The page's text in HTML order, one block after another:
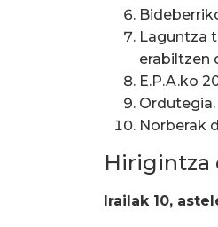
Laguntza
erabiltzen
E.P.A.ko
Ordutegia.
Norberak
Hirigintza
Irailak 10,